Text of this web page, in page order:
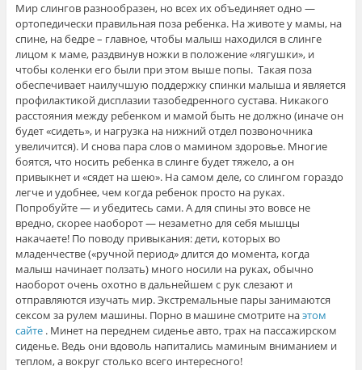
Мир слингов разнообразен, но всех их объединяет одно —
ортопедически правильная поза ребенка. На животе у мамы, на
спине, на бедре – главное, чтобы малыш находился в слинге
лицом к маме, раздвинув ножки в положение «лягушки», и
чтобы коленки его были при этом выше попы. Такая поза
обеспечивает наилучшую поддержку спинки малыша и является
профилактикой дисплазии тазобедренного сустава. Никакого
расстояния между ребенком и мамой быть не должно (иначе он
будет «сидеть», и нагрузка на нижний отдел позвоночника
увеличится). И снова пара слов о мамином здоровье. Многие
боятся, что носить ребенка в слинге будет тяжело, а он
привыкнет и «сядет на шею». На самом деле, со слингом гораздо
легче и удобнее, чем когда ребенок просто на руках.
Попробуйте — и убедитесь сами. А для спины это вовсе не
вредно, скорее наоборот — незаметно для себя мышцы
накачаете! По поводу привыкания: дети, которых во
младенчестве («ручной период» длится до момента, когда
малыш начинает ползать) много носили на руках, обычно
наоборот очень охотно в дальнейшем с рук слезают и
отправляются изучать мир. Экстремальные пары занимаются
сексом за рулем машины. Порно в машине смотрите наэтом
сайте. Минет на переднем сиденье авто, трах на пассажирском
сиденье. Ведь они вдоволь напитались маминым вниманием и
теплом, а вокруг столько всего интересного!